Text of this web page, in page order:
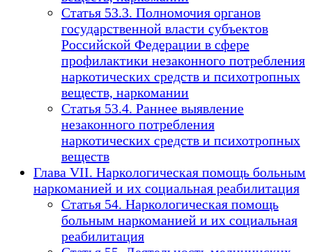
Статья 53.3. Полномочия органов
государственной власти субъектов
Российской Федерации в сфере
профилактики незаконного потребления
наркотических средств и психотропных
веществ, наркомании
Статья 53.4. Раннее выявление
незаконного потребления
наркотических средств и психотропных
веществ
Глава VII. Наркологическая помощь больным
наркоманией и их социальная реабилитация
Статья 54. Наркологическая помощь
больным наркоманией и их социальная
реабилитация